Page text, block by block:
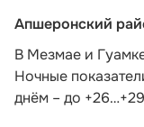
Апшеронский
В Мезмае и
Ночные
днём – до